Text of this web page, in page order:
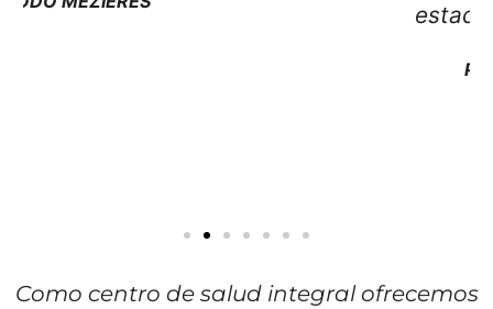
Como centro de salud integral ofrecemos